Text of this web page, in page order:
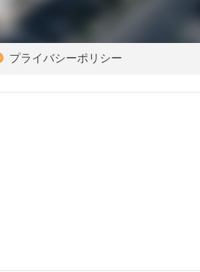
プライバシーポリシー